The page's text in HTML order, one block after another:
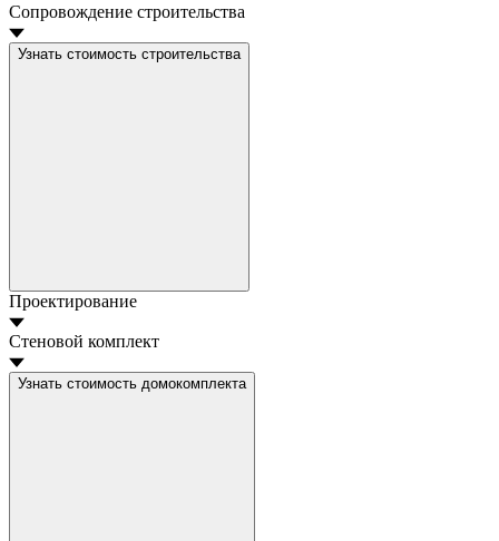
Сопровождение строительства
Узнать стоимость строительства
Проектирование
Стеновой комплект
Узнать стоимость домокомплекта